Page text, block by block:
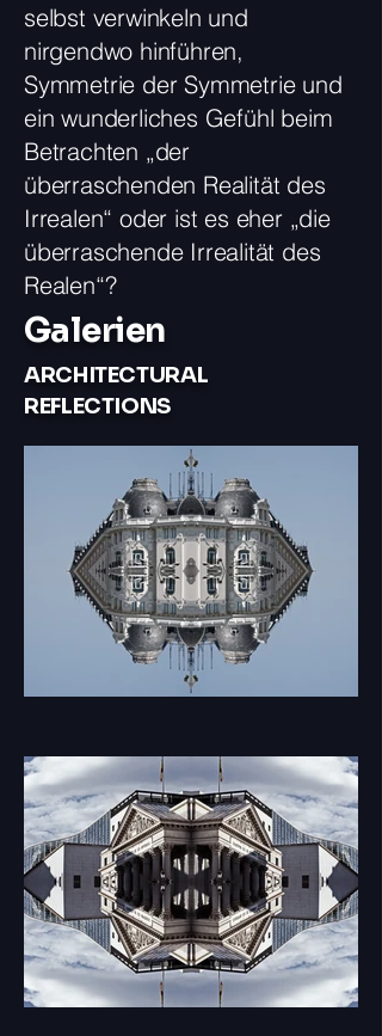
selbst verwinkeln und
nirgendwo hinführen,
Symmetrie der Symmetrie und
ein wunderliches Gefühl beim
Betrachten „der
überraschenden Realität des
Irrealen“ oder ist es eher „die
überraschende Irrealität des
Realen“?
Galerien
ARCHITECTURAL
REFLECTIONS